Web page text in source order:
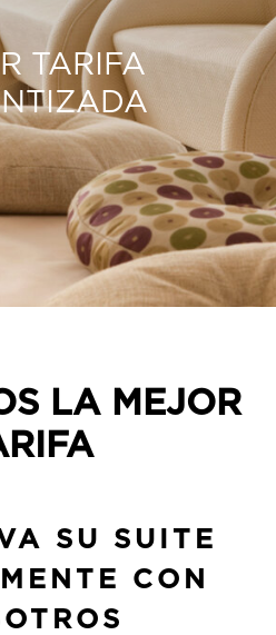
TARIFA
LA MEJOR
SU SUITE
CON